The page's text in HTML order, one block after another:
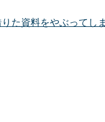
た資料をやぶってし